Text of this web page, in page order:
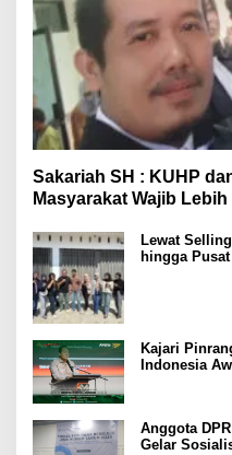
Sakariah SH : KUHP
Masyarakat Wajib
Lewat
hingga
Kajari
Indonesia
Anggota
Gelar